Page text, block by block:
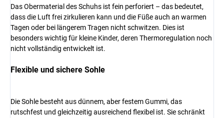
Das Obermaterial des Schuhs ist fein perforiert – das bedeutet,
dass die Luft frei zirkulieren kann und die Füße auch an warmen
Tagen oder bei längerem Tragen nicht schwitzen. Dies ist
besonders wichtig für kleine Kinder, deren Thermoregulation noch
nicht vollständig entwickelt ist.
Flexible und sichere Sohle
Die Sohle besteht aus dünnem, aber festem Gummi, das
rutschfest und gleichzeitig ausreichend flexibel ist. Sie schränkt